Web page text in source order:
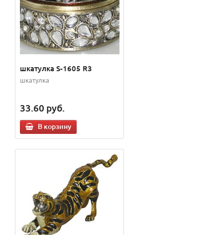
шкатулка S-1605 R3
шкатулка
33.60 руб.
В корзину